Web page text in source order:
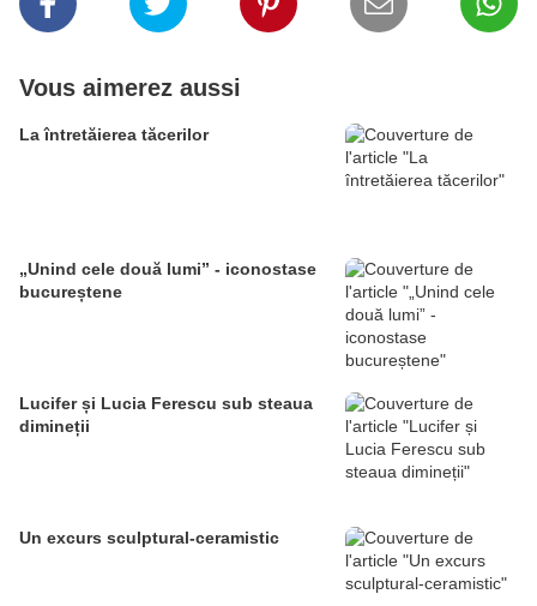
Vous aimerez aussi
La întretăierea tăcerilor
„Unind cele două lumi” - iconostase
bucureștene
Lucifer și Lucia Ferescu sub steaua
dimineții
Un excurs sculptural-ceramistic